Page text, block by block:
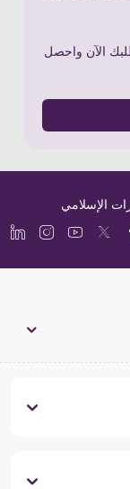
الآن واحصل
الإسلامي